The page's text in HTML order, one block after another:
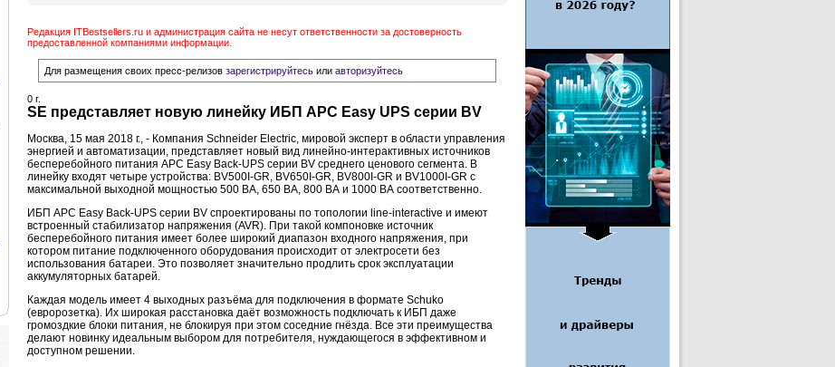
Редакция ITBestsellers.ru и администрация сайта не несут ответственности за достоверность
предоставленной компаниями информации.
Для размещения своих пресс-релизов зарегистрируйтесь или авторизуйтесь
0 г.
SE представляет новую линейку ИБП APC Easy UPS серии BV
Москва, 15 мая 2018 г., - Компания Schneider Electric, мировой эксперт в области управления
энергией и автоматизации, представляет новый вид линейно-интерактивных источников
бесперебойного питания APC Easy Back-UPS серии BV среднего ценового сегмента. В
линейку входят четыре устройства: BV500I-GR, BV650I-GR, BV800I-GR и BV1000I-GR с
максимальной выходной мощностью 500 ВА, 650 ВА, 800 ВА и 1000 ВА соответственно.
ИБП APC Easy Back-UPS серии BV спроектированы по топологии line-interactive и имеют
встроенный стабилизатор напряжения (AVR). При такой компоновке источник
бесперебойного питания имеет более широкий диапазон входного напряжения, при
котором питание подключенного оборудования происходит от электросети без
использования батареи. Это позволяет значительно продлить срок эксплуатации
аккумуляторных батарей.
Каждая модель имеет 4 выходных разъёма для подключения в формате Schuko
(евророзетка). Их широкая расстановка даёт возможность подключать к ИБП даже
громоздкие блоки питания, не блокируя при этом соседние гнёзда. Все эти преимущества
делают новинку идеальным выбором для потребителя, нуждающегося в эффективном и
доступном решении.